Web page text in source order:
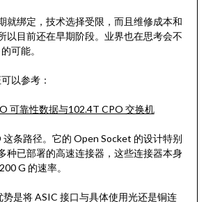
就绑定，技术选择受限，而且维修成本和
以目前还在早期阶段。业界也在思考会不
可能。
以参考：
可靠性数据与102.4T CPO 交换机
这条路径。它的 Open Socket 的设计特别
种已部署的高速连接器，这些连接器本身
G 的速率。
势是将 ASIC 接口与具体使用光还是铜连